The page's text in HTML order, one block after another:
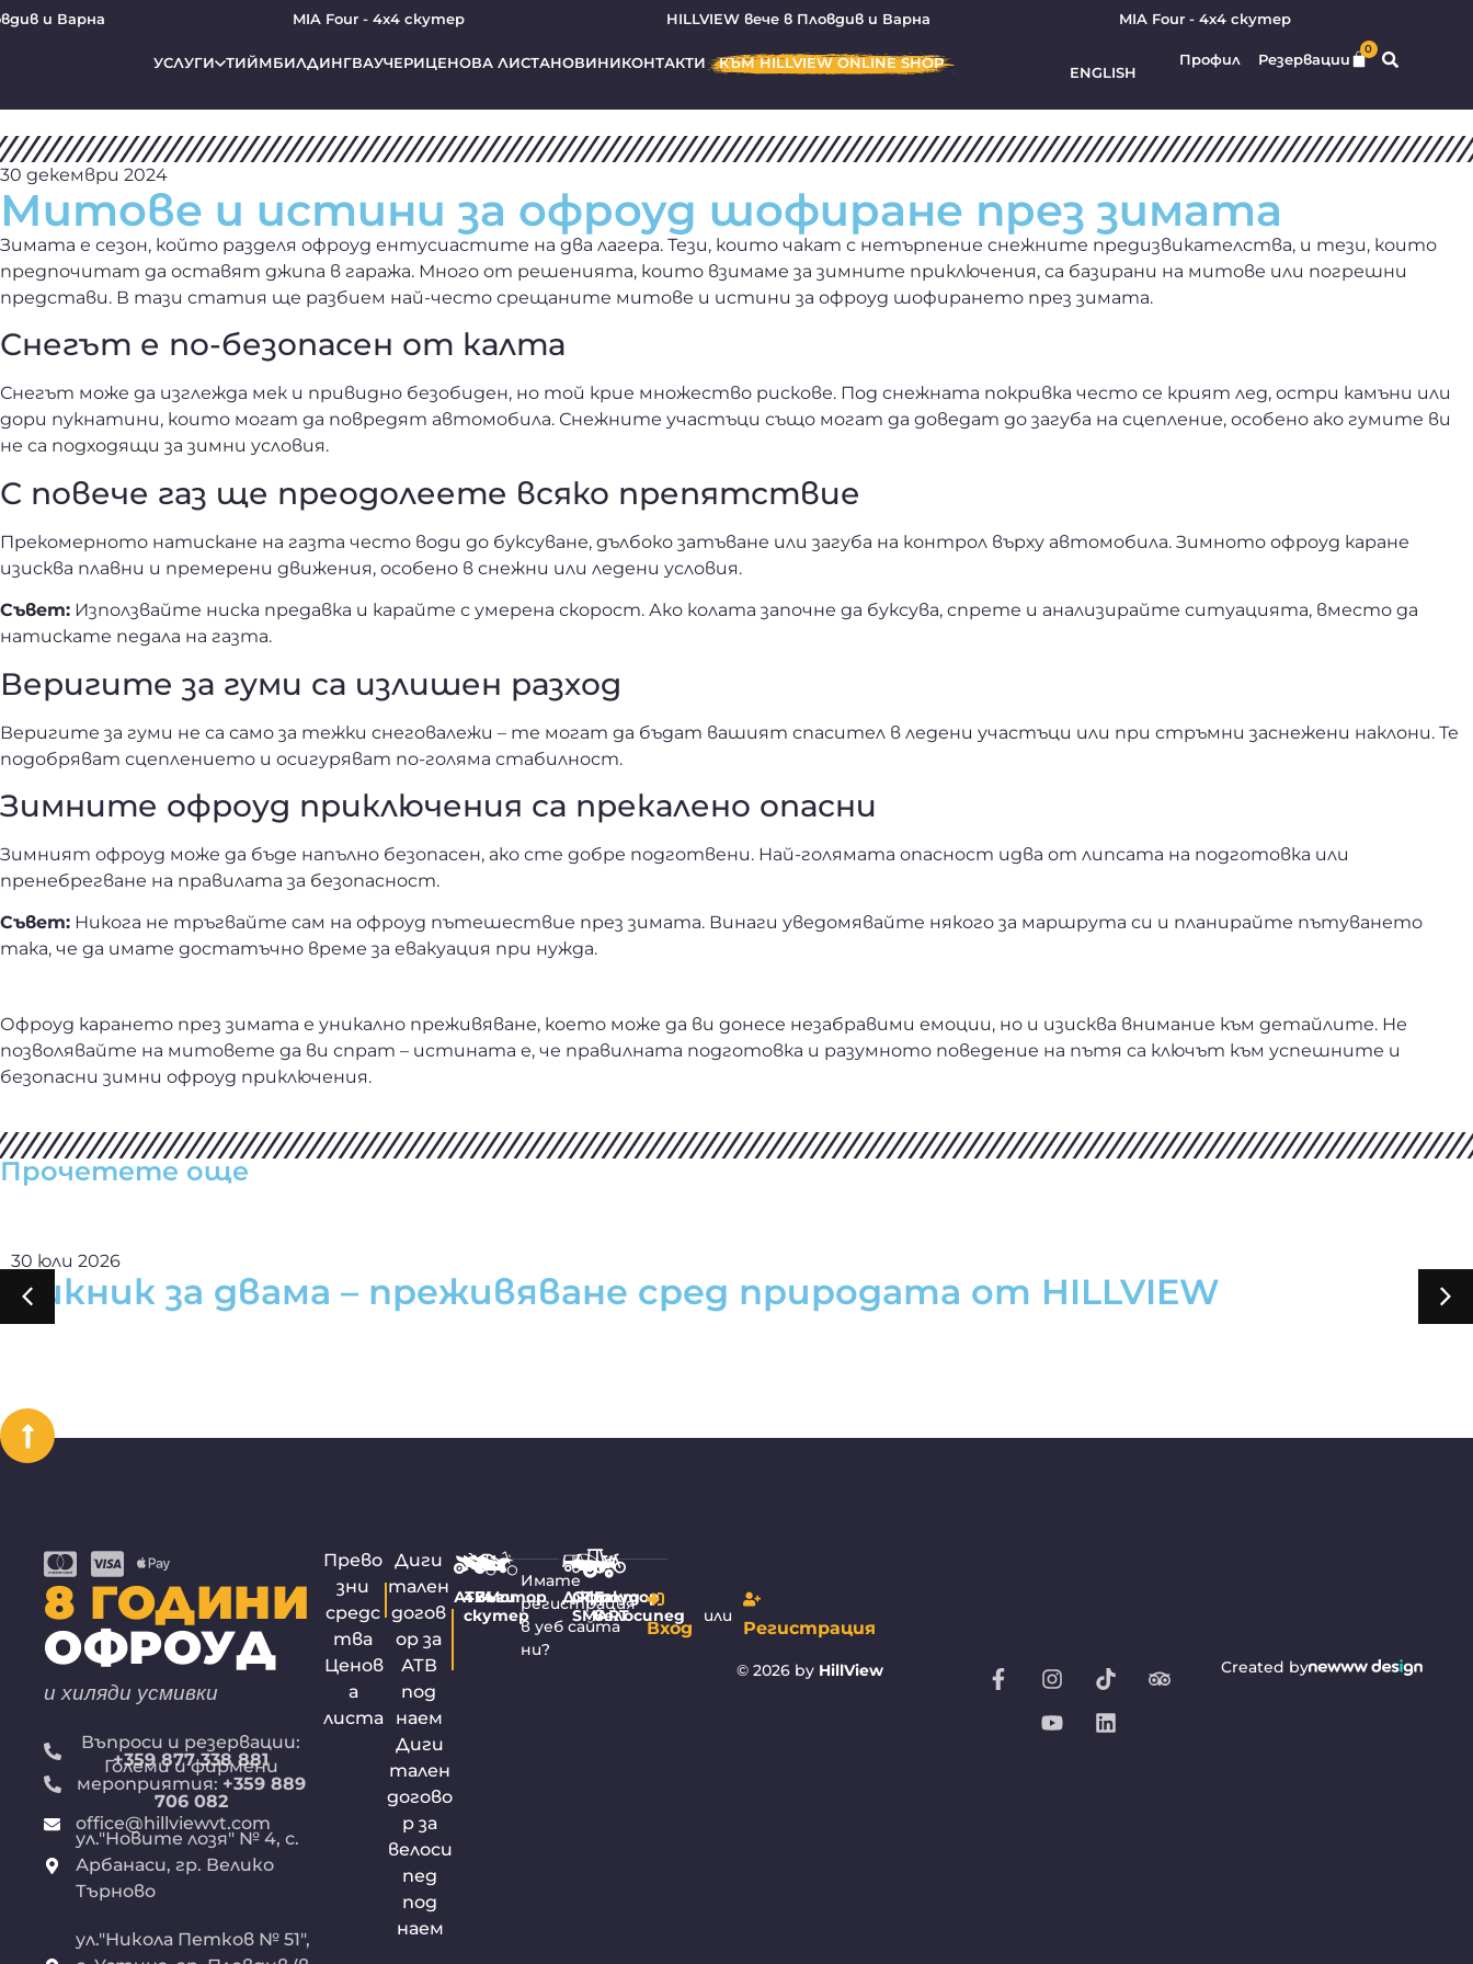
и Варна MIA Four - 4х4 скутер HILLVIEW вече в Пловдив и Варна MIA Four - 4х4 скутер
УСЛУГИ ТИЙМБИЛДИНГВАУЧЕРИЦЕНОВА ЛИСТАНОВИНИКОНТАКТИ КЪМ HILLVIEW ONLINE SHOP
ENGLISH
Профил Резервации
0
30 декември 2024
Митове и истини за офроуд шофиране през зимата
Зимата е сезон, който разделя офроуд ентусиастите на два лагера. Тези, които чакат с нетърпение снежните предизвикателства, и тези, които
предпочитат да оставят джипа в гаража. Много от решенията, които взимаме за зимните приключения, са базирани на митове или погрешни
представи. В тази статия ще разбием най-често срещаните митове и истини за офроуд шофирането през зимата.
Снегът е по-безопасен от калта
Снегът може да изглежда мек и привидно безобиден, но той крие множество рискове. Под снежната покривка често се крият лед, остри камъни или
дори пукнатини, които могат да повредят автомобила. Снежните участъци също могат да доведат до загуба на сцепление, особено ако гумите ви
не са подходящи за зимни условия.
С повече газ ще преодолеете всяко препятствие
Прекомерното натискане на газта често води до буксуване, дълбоко затъване или загуба на контрол върху автомобила. Зимното офроуд каране
изисква плавни и премерени движения, особено в снежни или ледени условия.
Съвет: Използвайте ниска предавка и карайте с умерена скорост. Ако колата започне да буксува, спрете и анализирайте ситуацията, вместо да
натискате педала на газта.
Веригите за гуми са излишен разход
Веригите за гуми не са само за тежки снеговалежи – те могат да бъдат вашият спасител в ледени участъци или при стръмни заснежени наклони. Те
подобряват сцеплението и осигуряват по-голяма стабилност.
Зимните офроуд приключения са прекалено опасни
Зимният офроуд може да бъде напълно безопасен, ако сте добре подготвени. Най-голямата опасност идва от липсата на подготовка или
пренебрегване на правилата за безопасност.
Съвет: Никога не тръгвайте сам на офроуд пътешествие през зимата. Винаги уведомявайте някого за маршрута си и планирайте пътуването
така, че да имате достатъчно време за евакуация при нужда.
Офроуд карането през зимата е уникално преживяване, което може да ви донесе незабравими емоции, но и изисква внимание към детайлите. Не
позволявайте на митовете да ви спрат – истината е, че правилната подготовка и разумното поведение на пътя са ключът към успешните и
безопасни зимни офроуд приключения.
Прочетете още
30 юли 2026
Пикник за двама – преживяване сред природата от HILLVIEW
8 ГОДИНИ
ОФРОУД
и хиляди усмивки
Въпроси и резервации:
+359 877 338 881
Големи и фирмени
мероприятия: +359 889
706 082
office@hillviewvt.com
ул."Новите лозя" № 4, с.
Арбанаси, гр. Велико
Търново
ул."Никола Петков № 51",
Прево
зни
средс
тва
Ценов
а
листа
Диги
тален
догов
ор за
АТВ
под
наем
Диги
тален
догово
р за
велоси
пед
под
наем
АТВ
4х4
скутер
Бъги
Мотор Джип
Офроуд
SMART
Трактор
Ел.
велосипед
Имате
регистрация
в уеб сайта
ни?
Вход
или
Регистрация
© 2026 by HillView Created by